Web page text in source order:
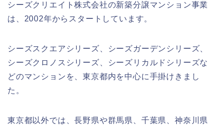
シーズクリエイト株式会社の新築分譲マンション事業
は、2002年からスタートしています。
シーズスクエアシリーズ、シーズガーデンシリーズ、
シーズクロノスシリーズ、シーズリカルドシリーズな
どのマンションを、東京都内を中心に手掛けきまし
た。
東京都以外では、長野県や群馬県、千葉県、神奈川県